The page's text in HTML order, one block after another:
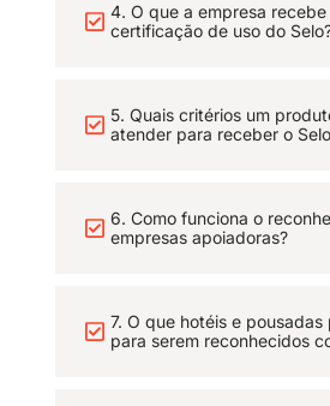
4. O que a empresa
certificação de uso do
5. Quais critérios um
atender para receber o
6. Como funciona o
empresas apoiadoras?
7. O que hotéis e
para serem reconhecidos